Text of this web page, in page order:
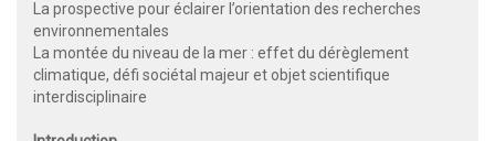
La prospective pour éclairer l’orientation des recherches
environnementales
La montée du niveau de la mer : effet du dérèglement
climatique, défi sociétal majeur et objet scientifique
interdisciplinaire